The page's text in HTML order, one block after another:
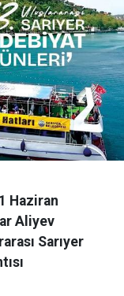
Haziran
Aliyev
Sarıyer